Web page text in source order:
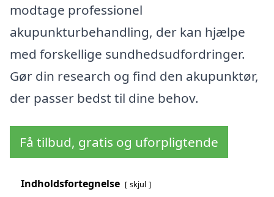
modtage professionel
akupunkturbehandling, der kan hjælpe
med forskellige sundhedsudfordringer.
Gør din research og find den akupunktør,
der passer bedst til dine behov.
Få tilbud, gratis og uforpligtende
Indholdsfortegnelse skjul